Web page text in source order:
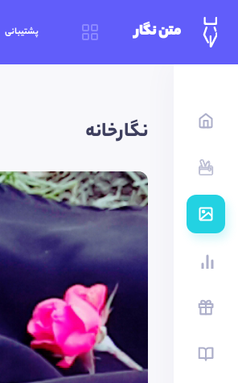
متن نگار پشتیبانی
نگارخانه